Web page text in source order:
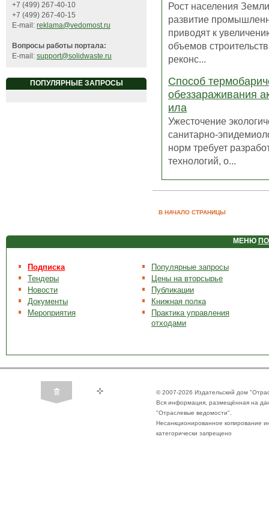
+7 (499) 267-40-10
+7 (499) 267-40-15
E-mail: reklama@vedomost.ru
Вопросы работы портала:
E-mail: support@solidwaste.ru
ПОПУЛЯРНЫЕ ЗАПРОСЫ
Рост населения
развитие
приводят к
объемов
реконс...
Способ
обеззараживания
ила
Ужесточение
санитарно-
норм требует
технологий, о...
В НАЧАЛО СТРАНИЦЫ
МЕНЮ
Подписка
Тендеры
Новости
Документы
Мероприятия
Популярные запросы
Цены на вторсырье
Публикации
Книжная полка
Практика управления
отходами
© 2007-2026 Издательский дом
Вся информация, размещённая на
"Отраслевые ведомости".
Несанкционированное копирование
категорически запрещено